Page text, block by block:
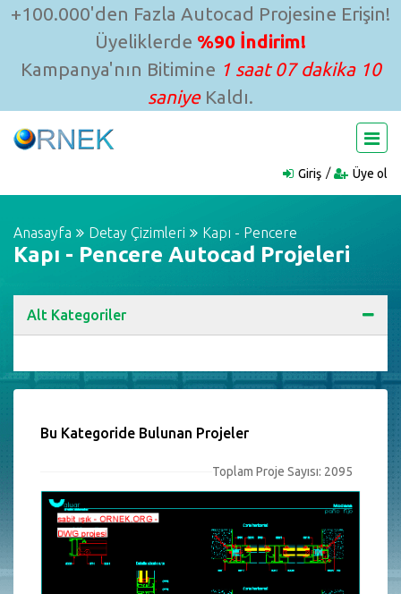
+100.000'den Fazla Autocad Projesine Erişin!
Üyeliklerde %90 İndirim!
Kampanya'nın Bitimine 1 saat 07 dakika 09
saniyeKaldı.
Giriş Üye ol
Anasayfa Detay Çizimleri Kapı - Pencere
Kapı - Pencere Autocad Projeleri
Alt Kategoriler
Bu Kategoride Bulunan Projeler
Toplam Proje Sayısı: 2095